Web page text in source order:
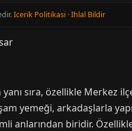
Icerik Politikasi ·Ihlal Bildir
sıra, özellikle Merkez
yemeği, arkadaşlarla
anlarından biridir. Özellikle